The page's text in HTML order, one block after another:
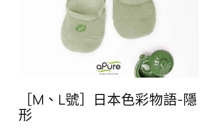
［M、L號］日本色彩物語-隱
形